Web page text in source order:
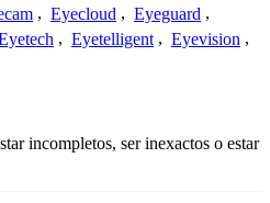
, Eyecloud , Eyeguard ,
, Eyetelligent , Eyevision ,
incompletos, ser inexactos o estar